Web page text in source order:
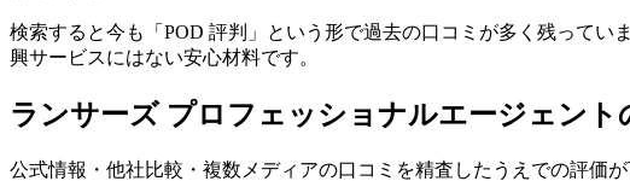
検索すると今も「POD 評判」という形で過去の口コミが多く残って
興サービスにはない安心材料です。
ランサーズ プロフェッショナルエージェント
公式情報・他社比較・複数メディアの口コミを精査したうえでの評価